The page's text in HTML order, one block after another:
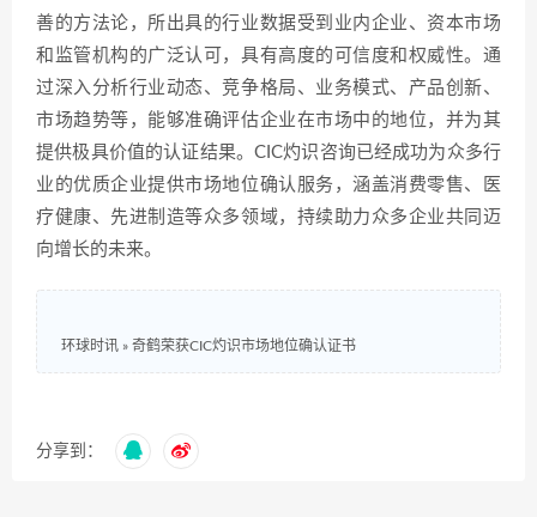
善的方法论，所出具的行业数据受到业内企业、资本市场
和监管机构的广泛认可，具有高度的可信度和权威性。通
过深入分析行业动态、竞争格局、业务模式、产品创新、
市场趋势等，能够准确评估企业在市场中的地位，并为其
提供极具价值的认证结果。CIC灼识咨询已经成功为众多行
业的优质企业提供市场地位确认服务，涵盖消费零售、医
疗健康、先进制造等众多领域，持续助力众多企业共同迈
向增长的未来。
环球时讯 » 奇鹤荣获CIC灼识市场地位确认证书
分享到：